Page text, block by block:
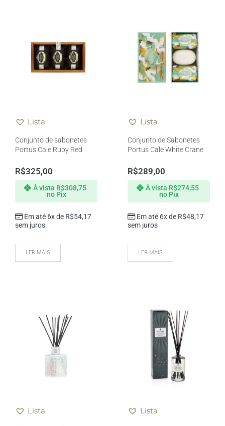
Lista
Conjunto de sabonetes
Portus Cale Ruby Red
R$325,00
Em até 6x de R$54,17
sem juros
À vista R$308,75
no Pix
LER MAIS
Lista
Conjunto de Sabonetes
Portus Cale White Crane
R$289,00
Em até 6x de R$48,17
sem juros
À vista R$274,55
no Pix
LER MAIS
Lista Lista